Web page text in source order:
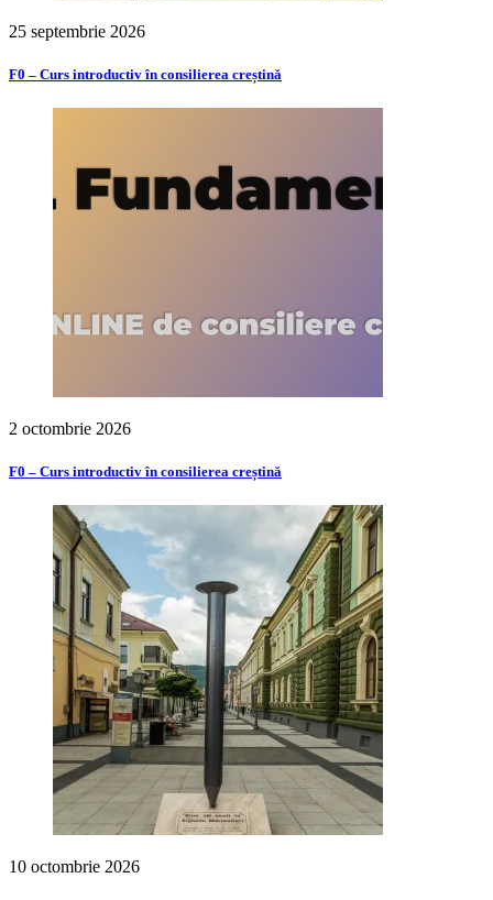
25 septembrie 2026
F0 – Curs introductiv în consilierea creștină
2 octombrie 2026
F0 – Curs introductiv în consilierea creștină
10 octombrie 2026